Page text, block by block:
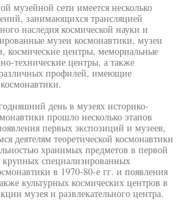
музейной сети имеется несколько
занимающихся трансляцией
наследия космической науки и
музеи космонавтики, музеи
космические центры, мемориальные
технические центры, а также
профилей, имеющие
день в музеях историко-
прошло несколько этапов
первых экспозиций и музеев,
деятелям теоретической космонавтики
хранимых предметов в первой
крупных специализированных
в 1970-80-е гг. и появления
культурных космических центров в
музея и развлекательного центра.